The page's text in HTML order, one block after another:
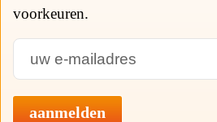
voorkeuren.
aanmelden